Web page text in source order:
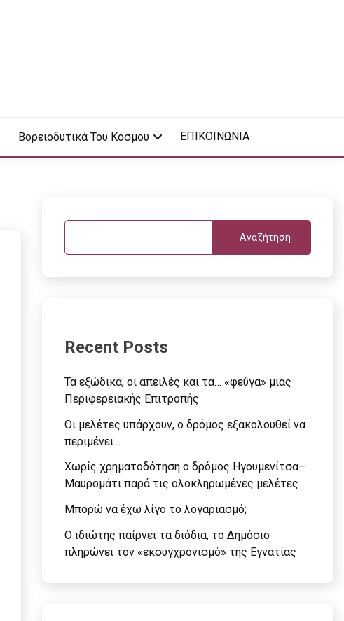
Βορειοδυτικά Του Κόσμου ΕΠΙΚΟΙΝΩΝΙΑ
Αναζήτηση
Recent Posts
Τα εξώδικα, οι απειλές και τα… «φεύγα» μιας
Περιφερειακής Επιτροπής
Οι μελέτες υπάρχουν, ο δρόμος εξακολουθεί να
περιμένει…
Χωρίς χρηματοδότηση ο δρόμος Ηγουμενίτσα–
Μαυρομάτι παρά τις ολοκληρωμένες μελέτες
Μπορώ να έχω λίγο το λογαριασμό;
Ο ιδιώτης παίρνει τα διόδια, το Δημόσιο
πληρώνει τον «εκσυγχρονισμό» της Εγνατίας